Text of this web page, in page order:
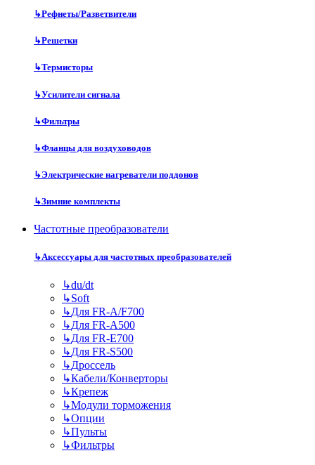
↳Рефнеты/Разветвители
↳Решетки
↳Термисторы
↳Усилители сигнала
↳Фильтры
↳Фланцы для воздуховодов
↳Электрические нагреватели поддонов
↳Зимние комплекты
Частотные преобразователи
↳Аксессуары для частотных преобразователей
↳du/dt
↳Soft
↳Для FR-A/F700
↳Для FR-A500
↳Для FR-E700
↳Для FR-S500
↳Дроссель
↳Кабели/Конверторы
↳Крепеж
↳Модули торможения
↳Опции
↳Пульты
↳Фильтры